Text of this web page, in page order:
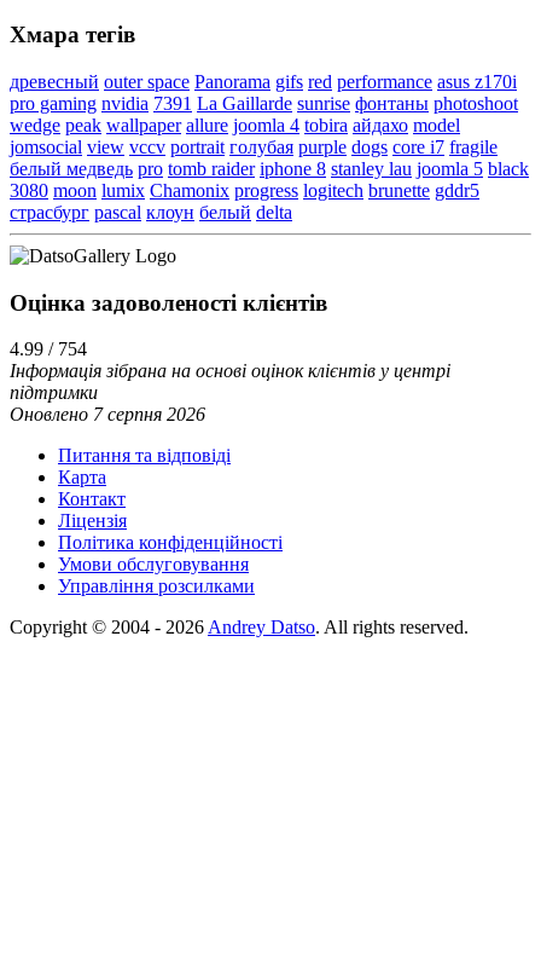
Хмара тегів
древесный outer space Panorama gifs red performance asus z170i
pro gaming nvidia 7391 La Gaillarde sunrise фонтаны photoshoot
wedge peak wallpaper allure joomla 4 tobira айдахо model
jomsocial view vccv portrait голубая purple dogs core i7 fragile
белый медведь pro tomb raider iphone 8 stanley lau joomla 5 black
3080 moon lumix Chamonix progress logitech brunette gddr5
страсбург pascal клоун белый delta
Оцінка задоволеності клієнтiв
4.99 / 754
Інформація зібрана на основі оцінок клієнтів у центрі
підтримки
Оновлено 7 серпня 2026
Питання та відповіді
Карта
Контакт
Ліцензія
Політика конфіденційності
Умови обслуговування
Управління розсилками
Copyright © 2004 - 2026 Andrey Datso. All rights reserved.